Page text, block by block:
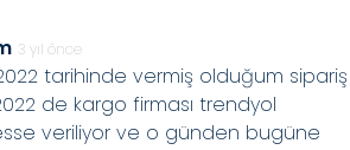
3 yıl önce
tarihinde vermiş olduğum sipariş
de kargo firması trendyol
veriliyor ve o günden bugüne